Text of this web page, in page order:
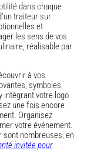
dans chaque
traiteur sur
et
les sens de vos
réalisable par
à vos
symboles
intégrant votre logo
une fois encore
Organisez
votre événement.
sont nombreuses, en
invitée pour